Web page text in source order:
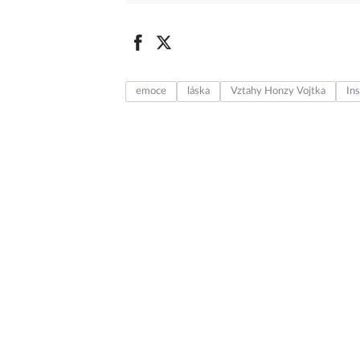
emoce láska Vztahy Honzy Vojtka